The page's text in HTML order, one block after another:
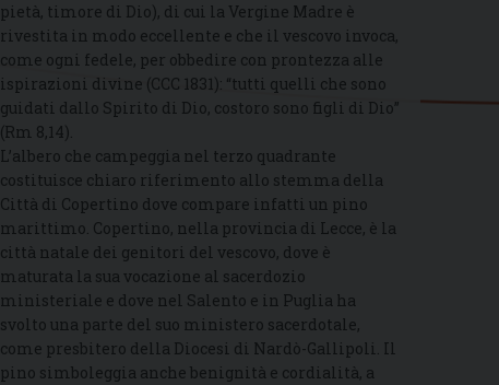
pietà, timore di Dio), di cui la Vergine Madre è
rivestita in modo eccellente e che il vescovo invoca,
come ogni fedele, per obbedire con prontezza alle
ispirazioni divine (CCC 1831): “tutti quelli che sono
guidati dallo Spirito di Dio, costoro sono figli di Dio”
(Rm 8,14).
L’albero che campeggia nel terzo quadrante
costituisce chiaro riferimento allo stemma della
Città di Copertino dove compare infatti un pino
marittimo. Copertino, nella provincia di Lecce, è la
città natale dei genitori del vescovo, dove è
maturata la sua vocazione al sacerdozio
ministeriale e dove nel Salento e in Puglia ha
svolto una parte del suo ministero sacerdotale,
come presbitero della Diocesi di Nardò-Gallipoli. Il
pino simboleggia anche benignità e cordialità, a